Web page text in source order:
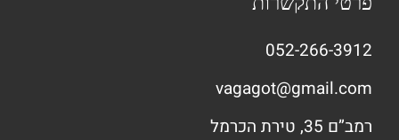
052-266-3912
vagagot@gmail.com
רמב”ם 35, טירת הכרמל